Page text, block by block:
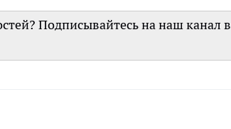
Подписывайтесь на наш канал в